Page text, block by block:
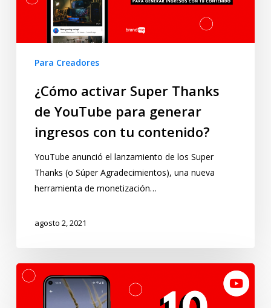
Para Creadores
¿Cómo activar Super Thanks
de YouTube para generar
ingresos con tu contenido?
YouTube anunció el lanzamiento de los Super
Thanks (o Súper Agradecimientos), una nueva
herramienta de monetización…
agosto 2, 2021